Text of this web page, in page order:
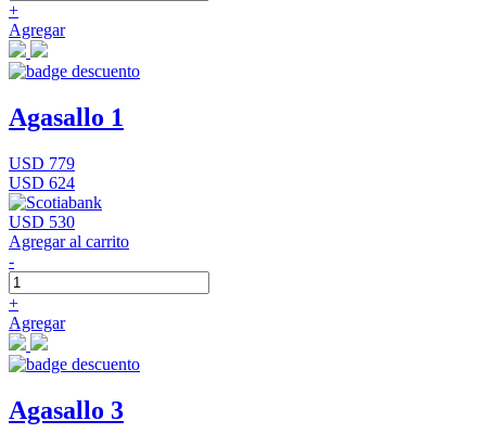
+
Agregar
Agasallo 1
USD 779
USD 624
USD 530
Agregar al carrito
-
+
Agregar
Agasallo 3